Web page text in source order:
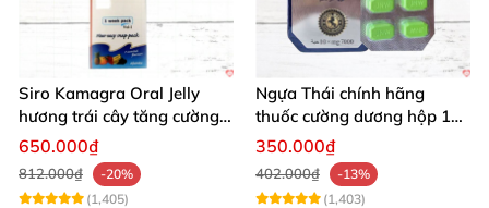
Siro Kamagra Oral Jelly
hương trái cây tăng cường
sinh lý nam sâu
650.000₫
812.000₫
-20%
(1,405)
Ngựa Thái chính hãng
thuốc cường dương hộp 10
viên kéo dài thời gian mạnh
350.000₫
402.000₫
-13%
(1,403)